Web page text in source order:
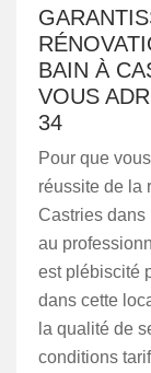
BAIN À
VOUS
34
Pour que
réussite de la
Castries dans
au
est plébiscité
dans cette
la qualité de
conditions